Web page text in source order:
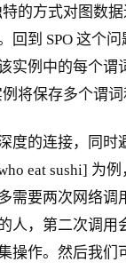
的方式对图数
回到 SPO 这个
实例中的每个谓
将保存多个谓词
度的连接，同时
eat sushi] 为
需要两次网络调
人，第二次调用
操作。然后我们